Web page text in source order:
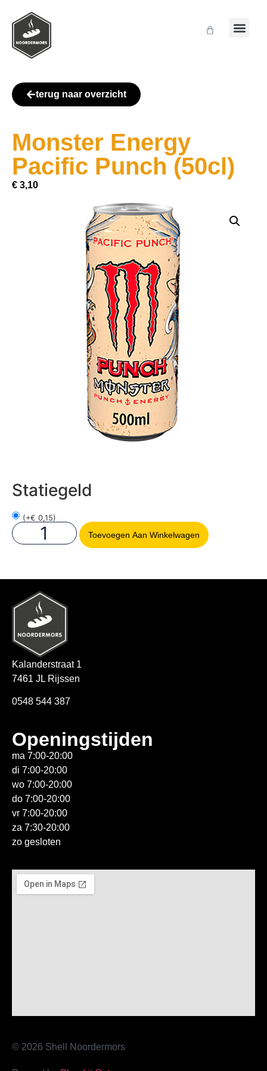
terug naar overzicht
Monster Energy
Pacific Punch (50cl)
€ 3,10
Statiegeld
(+€ 0,15)
Toevoegen Aan Winkelwagen
Kalanderstraat 1
7461 JL Rijssen
0548 544 387
Openingstijden
ma 7:00-20:00
di 7:00-20:00
wo 7:00-20:00
do 7:00-20:00
vr 7:00-20:00
za 7:30-20:00
zo gesloten
© 2026 Shell Noordermors